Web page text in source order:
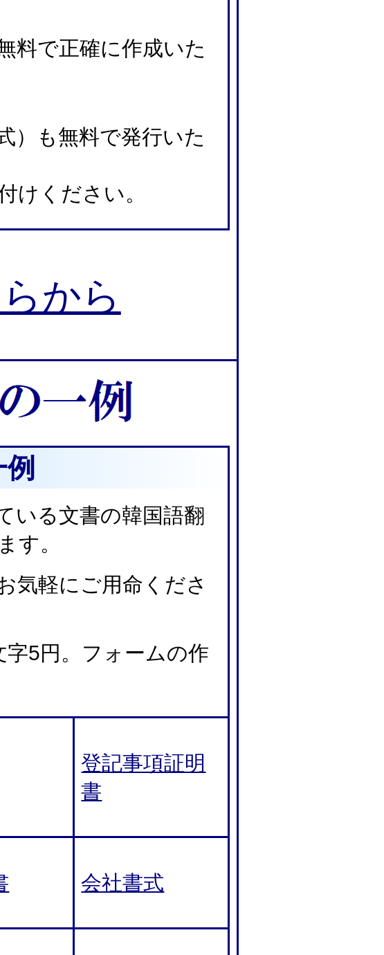
料で正確に作成いた
）も無料で発行いた
けください。
から
いる文書の韓国語翻
す。
気軽にご用命くださ
5円。フォームの作
登記事項証明
書
会社書式